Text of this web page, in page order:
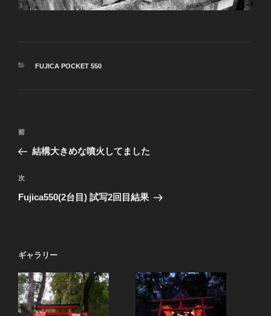
カ
FUJICA POCKET 550
投
ナ
ビ
ゲ
ン
前
の
稿
前
結構大きめな噴火してました
次
の
次
Fujica550(2台目) 試写2回目結果
ギャラリー